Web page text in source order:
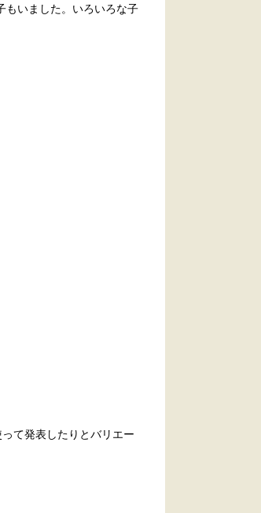
もいました。いろいろな子
て発表したりとバリエー